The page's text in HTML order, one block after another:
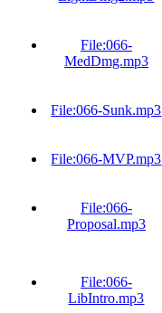
File:066-
MedDmg.mp3
File:066-Sunk.mp3
File:066-MVP.mp3
File:066-
Proposal.mp3
File:066-
LibIntro.mp3